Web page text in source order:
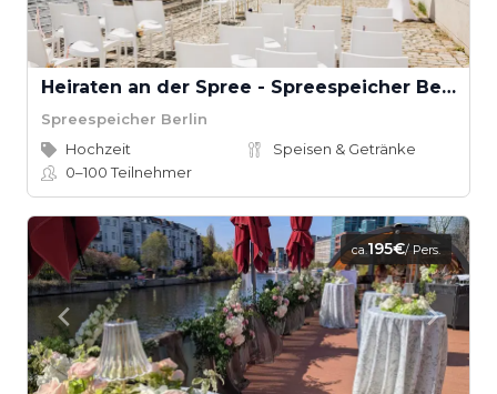
Heiraten an der Spree - Spreespeicher Berlin
Spreespeicher Berlin
Hochzeit
Speisen & Getränke
0–100Teilnehmer
ca.195€/ Pers.